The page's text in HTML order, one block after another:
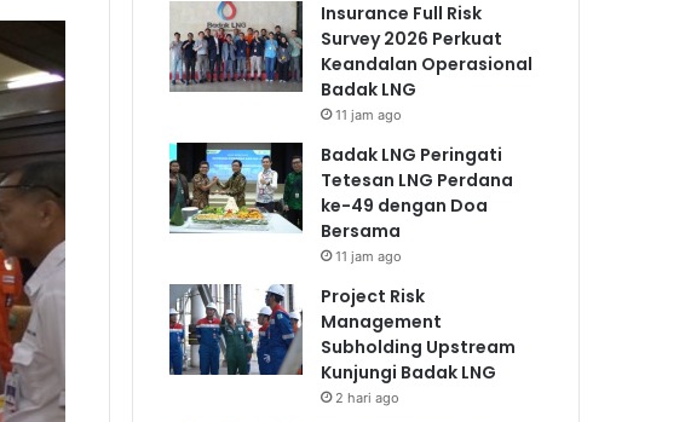
Insurance Full Risk
Survey 2026 Perkuat
Keandalan Operasional
Badak LNG
11 jam ago
Badak LNG Peringati
Tetesan LNG Perdana
ke-49 dengan Doa
Bersama
11 jam ago
Project Risk
Management
Subholding Upstream
Kunjungi Badak LNG
2 hari ago